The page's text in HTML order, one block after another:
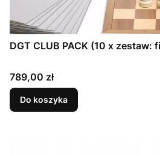
DGT CLUB PACK (10 x
Cena
789,00 zł
Do koszyka